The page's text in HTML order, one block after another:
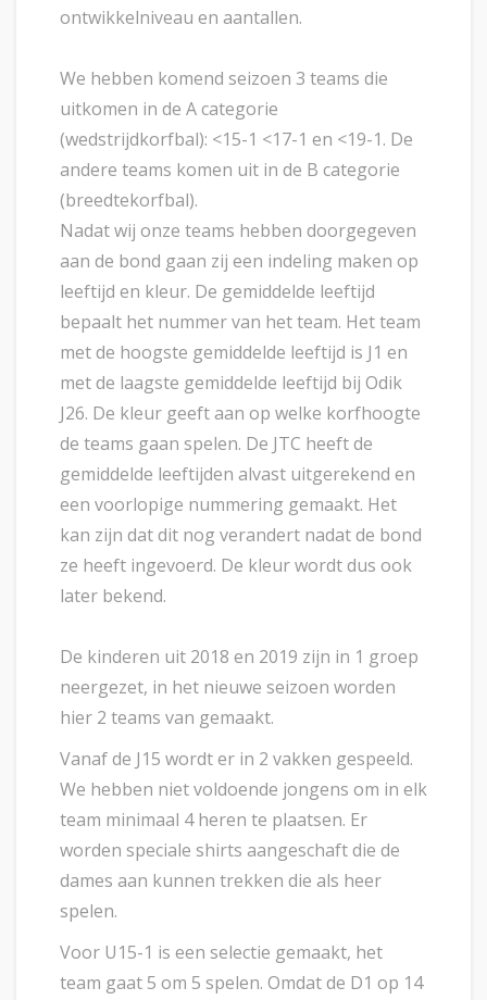
ontwikkelniveau en aantallen.
We hebben komend seizoen 3 teams die
uitkomen in de A categorie
(wedstrijdkorfbal): <15-1 <17-1 en <19-1. De
andere teams komen uit in de B categorie
(breedtekorfbal).
Nadat wij onze teams hebben doorgegeven
aan de bond gaan zij een indeling maken op
leeftijd en kleur. De gemiddelde leeftijd
bepaalt het nummer van het team. Het team
met de hoogste gemiddelde leeftijd is J1 en
met de laagste gemiddelde leeftijd bij Odik
J26. De kleur geeft aan op welke korfhoogte
de teams gaan spelen. De JTC heeft de
gemiddelde leeftijden alvast uitgerekend en
een voorlopige nummering gemaakt. Het
kan zijn dat dit nog verandert nadat de bond
ze heeft ingevoerd. De kleur wordt dus ook
later bekend.
De kinderen uit 2018 en 2019 zijn in 1 groep
neergezet, in het nieuwe seizoen worden
hier 2 teams van gemaakt.
Vanaf de J15 wordt er in 2 vakken gespeeld.
We hebben niet voldoende jongens om in elk
team minimaal 4 heren te plaatsen. Er
worden speciale shirts aangeschaft die de
dames aan kunnen trekken die als heer
spelen.
Voor U15-1 is een selectie gemaakt, het
team gaat 5 om 5 spelen. Omdat de D1 op 14